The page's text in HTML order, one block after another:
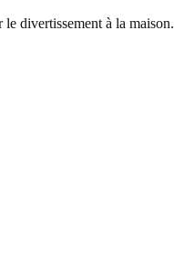
divertissement à la maison.